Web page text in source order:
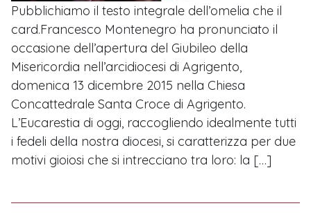
Pubblichiamo il testo integrale dell’omelia che il
card.Francesco Montenegro ha pronunciato il
occasione dell’apertura del Giubileo della
Misericordia nell’arcidiocesi di Agrigento,
domenica 13 dicembre 2015 nella Chiesa
Concattedrale Santa Croce di Agrigento.
L’Eucarestia di oggi, raccogliendo idealmente tutti
i fedeli della nostra diocesi, si caratterizza per due
motivi gioiosi che si intrecciano tra loro: la […]